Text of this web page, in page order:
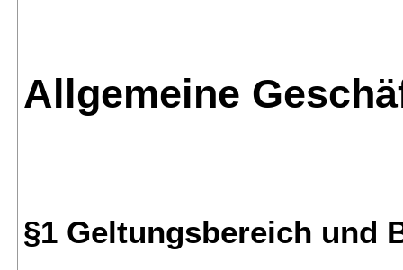
Allgemeine
§1 Geltungsbereich und